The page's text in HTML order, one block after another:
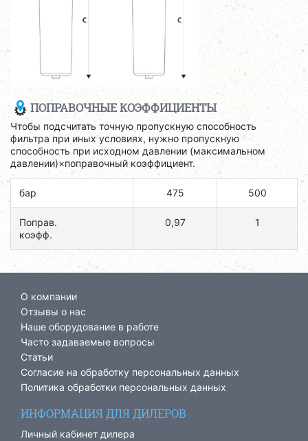
ПОПРАВОЧНЫЕ КОЭФФИЦИЕНТЫ
Чтобы подсчитать точную пропускную способность
фильтра при иных условиях, нужно пропускную
способность при исходном давлении (максимальном
давлении)×поправочный коэффициент.
бар 475 500
Поправ.
коэфф.
0,97 1
О компании
Отзывы о нас
Наше оборудование в работе
Часто задаваемые вопросы
Статьи
Согласие на обработку персональных данных
Политика обработки персональных данных
ИНФОРМАЦИЯ ДЛЯ ДИЛЕРОВ
Личный кабинет дилера